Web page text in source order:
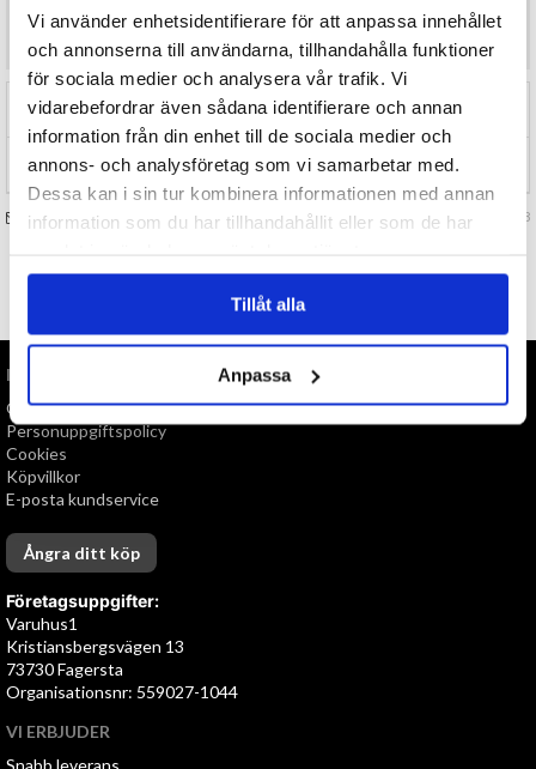
Vi använder enhetsidentifierare för att anpassa innehållet
och annonserna till användarna, tillhandahålla funktioner
för sociala medier och analysera vår trafik. Vi
vidarebefordrar även sådana identifierare och annan
information från din enhet till de sociala medier och
annons- och analysföretag som vi samarbetar med.
Dessa kan i sin tur kombinera informationen med annan
information som du har tillhandahållit eller som de har
Tillåt alla
Anpassa
Stickat mobilfodral 7x12,5cm Handtvätt/40grader. Material 100%
Acrylic OBS! Välj färg!
RECENSIONER (0)
TIPSA
FRÅGA OSS OM VARAN Art. nr 125308
TILL TOPPEN
INFORMATION
Om oss
Personuppgiftspolicy
Cookies
Köpvillkor
E-posta kundservice
Ångra ditt köp
Företagsuppgifter:
Varuhus1
Kristiansbergsvägen 13
73730 Fagersta
Organisationsnr: 559027-1044
VI ERBJUDER
Snabb leverans